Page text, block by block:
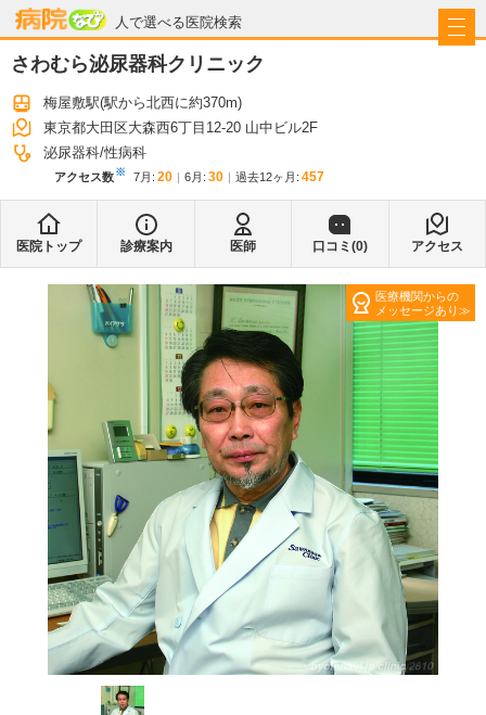
人で選べる医院検索
病院なび
さわむら泌尿器科クリニック
梅屋敷駅(駅から北西に約370m)
東京都大田区大森西6丁目12-20 山中ビル2F
泌尿器科 性病科
アクセス数※ 7月 : 20 6月 : 30 過去12ヶ月: 457
医院トップ 診療案内 医師 口コミ(0) アクセス
医療機関からの
メッセージあり